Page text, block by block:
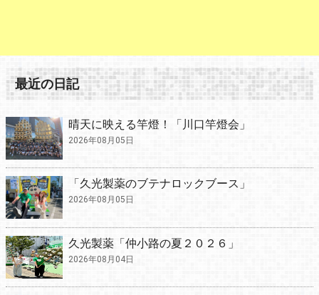
最近の日記
晴天に映える竿燈！「川口竿燈会」
2026年08月05日
「久光製薬のブテナロックブース」
2026年08月05日
久光製薬「仲小路の夏２０２６」
2026年08月04日